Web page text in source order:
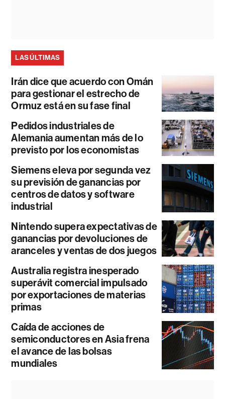
LAS ÚLTIMAS
Irán dice que acuerdo con Omán
para gestionar el estrecho de
Ormuz está en su fase final
Pedidos industriales de
Alemania aumentan más de lo
previsto por los economistas
Siemens eleva por segunda vez
su previsión de ganancias por
centros de datos y software
industrial
Nintendo supera expectativas de
ganancias por devoluciones de
aranceles y ventas de dos juegos
Australia registra inesperado
superávit comercial impulsado
por exportaciones de materias
primas
Caída de acciones de
semiconductores en Asia frena
el avance de las bolsas
mundiales